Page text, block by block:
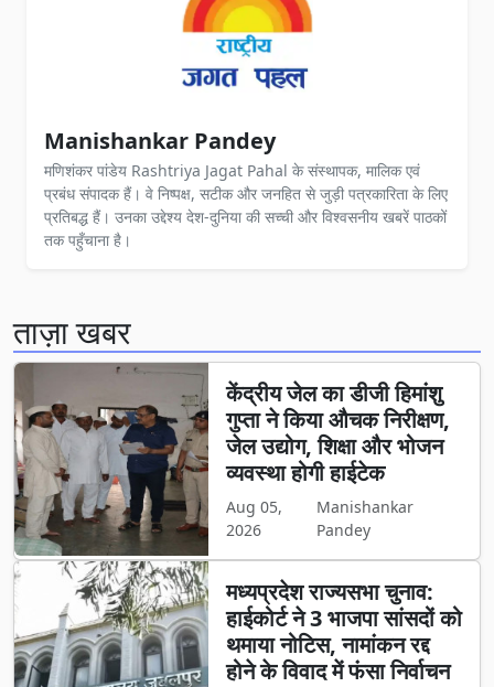
Manishankar Pandey
मणिशंकर पांडेय Rashtriya Jagat Pahal के संस्थापक, मालिक एवं
प्रबंध संपादक हैं। वे निष्पक्ष, सटीक और जनहित से जुड़ी पत्रकारिता के लिए
प्रतिबद्ध हैं। उनका उद्देश्य देश-दुनिया की सच्ची और विश्वसनीय खबरें पाठकों
तक पहुँचाना है।
ताज़ा खबर
केंद्रीय जेल का डीजी हिमांशु
गुप्ता ने किया औचक निरीक्षण,
जेल उद्योग, शिक्षा और भोजन
व्यवस्था होगी हाईटेक
Aug 05,
2026
Manishankar
Pandey
मध्यप्रदेश राज्यसभा चुनाव:
हाईकोर्ट ने 3 भाजपा सांसदों को
थमाया नोटिस, नामांकन रद्द
होने के विवाद में फंसा निर्वाचन